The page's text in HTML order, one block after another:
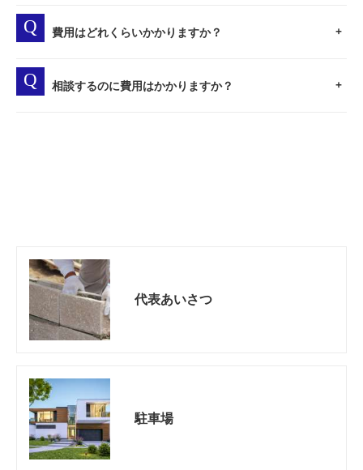
費用はどれくらいかかりますか？
相談するのに費用はかかりますか？
代表あいさつ
駐車場